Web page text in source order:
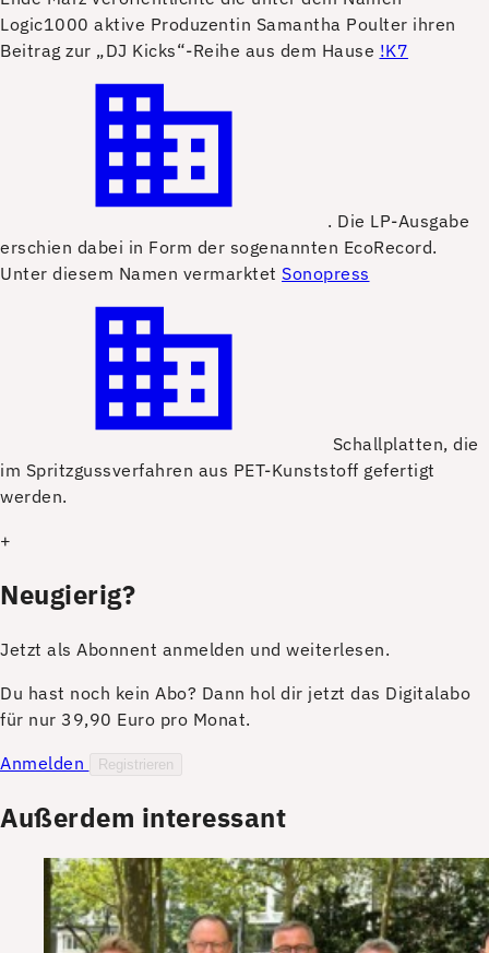
Logic1000 aktive Produzentin Samantha Poulter ihren
Beitrag zur „DJ Kicks“-Reihe aus dem Hause !K7
. Die LP-Ausgabe
erschien dabei in Form der sogenannten EcoRecord.
Unter diesem Namen vermarktet Sonopress
Schallplatten, die
im Spritzgussverfahren aus PET-Kunststoff gefertigt
werden.
+
Neugierig?
Jetzt als Abonnent anmelden und weiterlesen.
Du hast noch kein Abo? Dann hol dir jetzt das Digitalabo
für nur 39,90 Euro pro Monat.
Anmelden
Registrieren
Außerdem interessant